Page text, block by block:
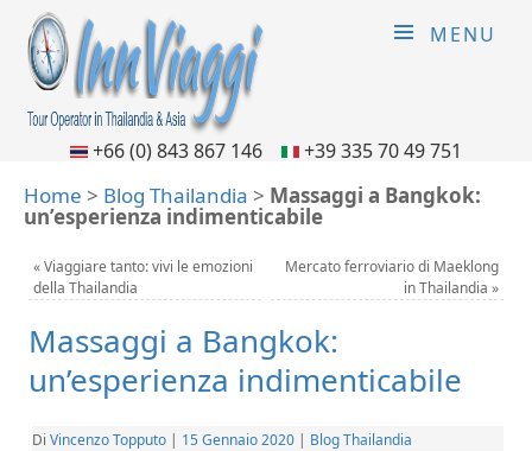
MENU
+66 (0) 843 867 146 +39 335 70 49 751
Home > Blog Thailandia > Massaggi a Bangkok:
un’esperienza indimenticabile
«Viaggiare tanto: vivi le emozioni
della Thailandia
Mercato ferroviario di Maeklong
in Thailandia »
Massaggi a Bangkok:
un’esperienza indimenticabile
Di Vincenzo Topputo | 15 Gennaio 2020 | Blog Thailandia